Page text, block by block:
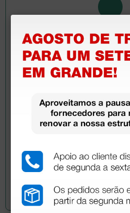
Pergunte a um colega
colegas que já adquiriram este
Envie a sua